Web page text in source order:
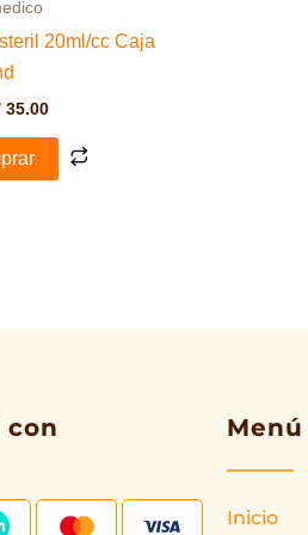
20ml/cc Caja
35.00
con Menú
Inicio